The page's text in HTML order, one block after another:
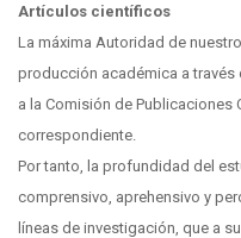
Artículos científicos
La máxima Autoridad de
producción académica a
a la Comisión de Publicaciones
correspondiente.
Por tanto, la profundidad del
comprensivo, aprehensivo y
líneas de investigación, que a